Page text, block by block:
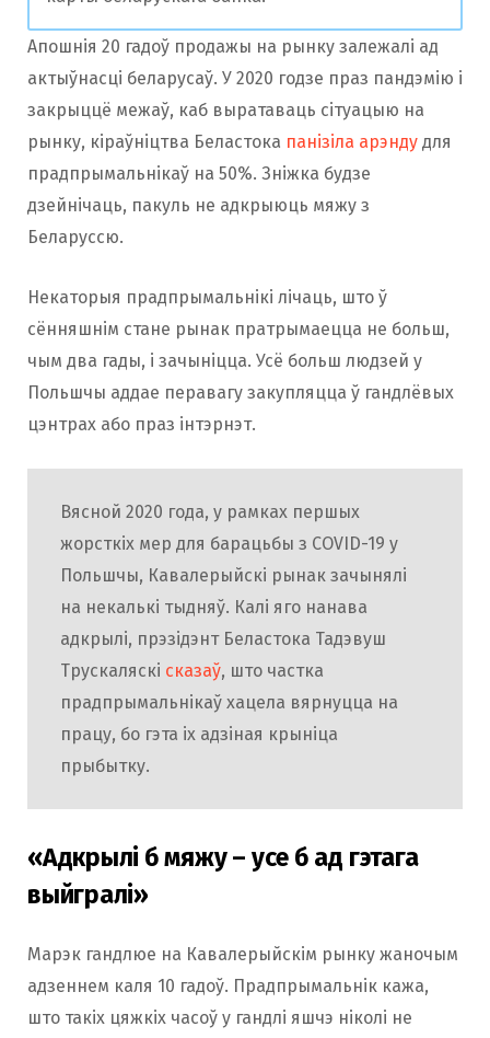
Апошнія 20 гадоў продажы на рынку залежалі ад
актыўнасці беларусаў. У 2020 годзе праз пандэмію і
закрыццё межаў, каб выратаваць сітуацыю на
рынку, кіраўніцтва Беластока панізіла арэнду для
прадпрымальнікаў на 50%. Зніжка будзе
дзейнічаць, пакуль не адкрыюць мяжу з
Беларуссю.
Некаторыя прадпрымальнікі лічаць, што ў
сённяшнім стане рынак пратрымаецца не больш,
чым два гады, і зачыніцца. Усё больш людзей у
Польшчы аддае перавагу закупляцца ў гандлёвых
цэнтрах або праз інтэрнэт.
Вясной 2020 года, у рамках першых
жорсткіх мер для барацьбы з COVID-19 у
Польшчы, Кавалерыйскі рынак зачынялі
на некалькі тыдняў. Калі яго нанава
адкрылі, прэзідэнт Беластока Тадэвуш
Трускаляскі сказаў, што частка
прадпрымальнікаў хацела вярнуцца на
працу, бо гэта іх адзіная крыніца
прыбытку.
«Адкрылі б мяжу – усе б ад гэтага
выйгралі»
Марэк гандлюе на Кавалерыйскім рынку жаночым
адзеннем каля 10 гадоў. Прадпрымальнік кажа,
што такіх цяжкіх часоў у гандлі яшчэ ніколі не